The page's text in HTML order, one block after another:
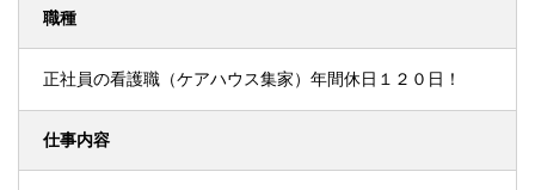
職種
正社員の看護職（ケアハウス集家）年間休日１２０日！
仕事内容